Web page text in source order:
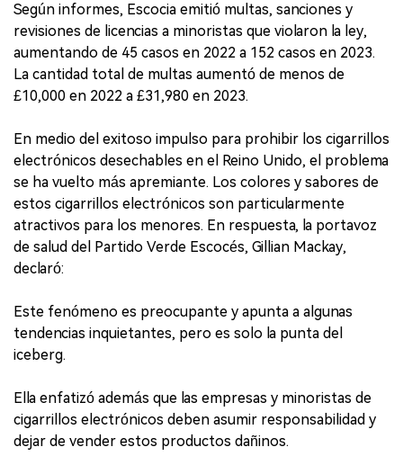
Según informes, Escocia emitió multas, sanciones y
revisiones de licencias a minoristas que violaron la ley,
aumentando de 45 casos en 2022 a 152 casos en 2023.
La cantidad total de multas aumentó de menos de
£10,000 en 2022 a £31,980 en 2023.
En medio del exitoso impulso para prohibir los cigarrillos
electrónicos desechables en el Reino Unido, el problema
se ha vuelto más apremiante. Los colores y sabores de
estos cigarrillos electrónicos son particularmente
atractivos para los menores. En respuesta, la portavoz
de salud del Partido Verde Escocés, Gillian Mackay,
declaró:
Este fenómeno es preocupante y apunta a algunas
tendencias inquietantes, pero es solo la punta del
iceberg.
Ella enfatizó además que las empresas y minoristas de
cigarrillos electrónicos deben asumir responsabilidad y
dejar de vender estos productos dañinos.